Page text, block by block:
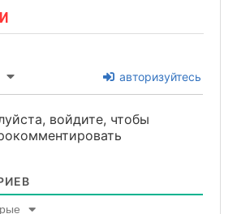
авторизуйтесь
войдите, чтобы